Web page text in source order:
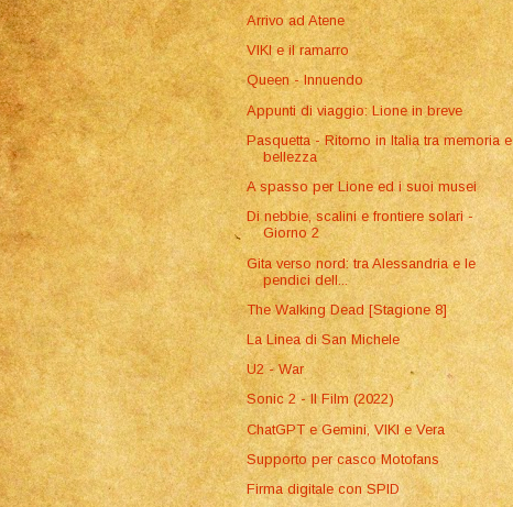
Arrivo ad Atene
VIKI e il ramarro
Queen - Innuendo
Appunti di viaggio: Lione in breve
Pasquetta - Ritorno in Italia tra memoria e
bellezza
A spasso per Lione ed i suoi musei
Di nebbie, scalini e frontiere solari -
Giorno 2
Gita verso nord: tra Alessandria e le
pendici dell...
The Walking Dead [Stagione 8]
La Linea di San Michele
U2 - War
Sonic 2 - Il Film (2022)
ChatGPT e Gemini, VIKI e Vera
Supporto per casco Motofans
Firma digitale con SPID